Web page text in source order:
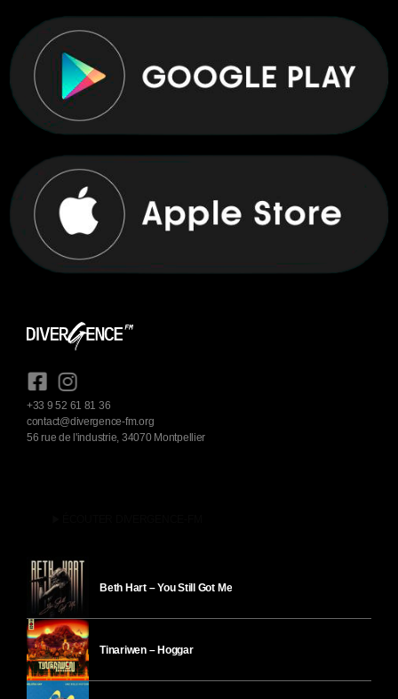
+33 9 52 61 81 36
contact@divergence-fm.org
56 rue de l'industrie, 34070 Montpellier
Beth Hart – You Still Got Me
Tinariwen – Hoggar